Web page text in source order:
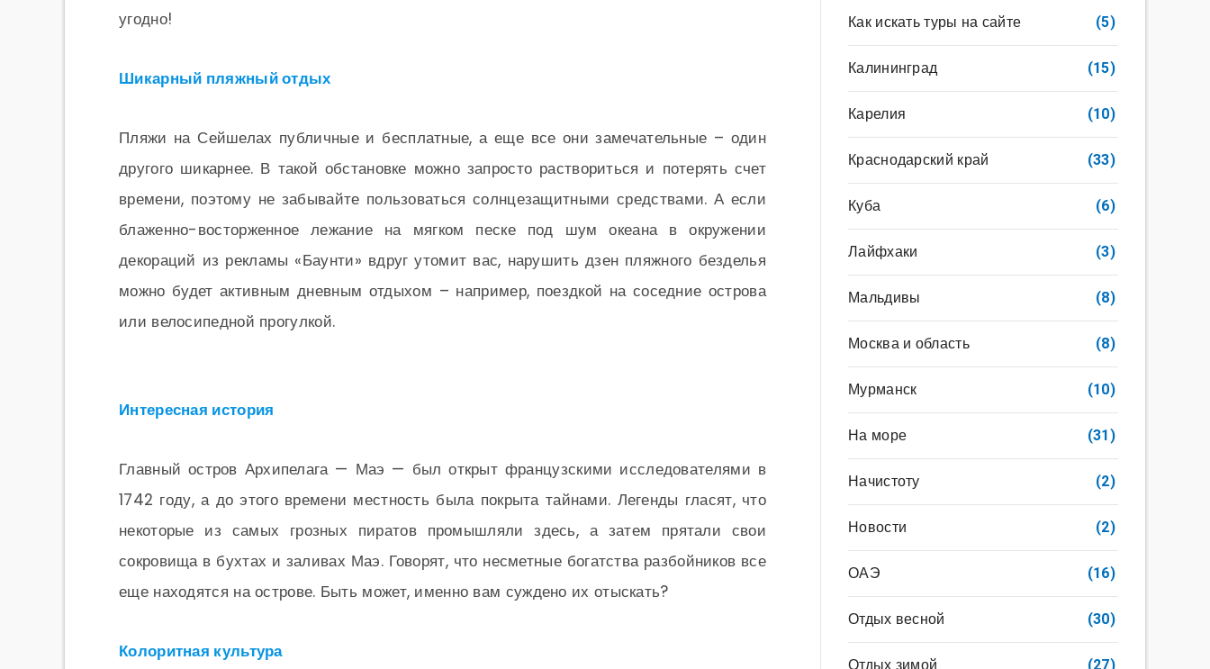
угодно!
Шикарный пляжный отдых
Пляжи на Сейшелах публичные и бесплатные, а еще все они замечательные – один
другого шикарнее. В такой обстановке можно запросто раствориться и потерять счет
времени, поэтому не забывайте пользоваться солнцезащитными средствами. А если
блаженно-восторженное лежание на мягком песке под шум океана в окружении
декораций из рекламы «Баунти» вдруг утомит вас, нарушить дзен пляжного безделья
можно будет активным дневным отдыхом – например, поездкой на соседние острова
или велосипедной прогулкой.
Интересная история
Главный остров Архипелага — Маэ — был открыт французскими исследователями в
1742 году, а до этого времени местность была покрыта тайнами. Легенды гласят, что
некоторые из самых грозных пиратов промышляли здесь, а затем прятали свои
сокровища в бухтах и заливах Маэ. Говорят, что несметные богатства разбойников все
еще находятся на острове. Быть может, именно вам суждено их отыскать?
Колоритная культура
Как искать туры на сайте (5)
Калининград (15)
Карелия (10)
Краснодарский край (33)
Куба (6)
Лайфхаки (3)
Мальдивы (8)
Москва и область (8)
Мурманск (10)
На море (31)
Начистоту (2)
Новости (2)
ОАЭ (16)
Отдых весной (30)
(27)